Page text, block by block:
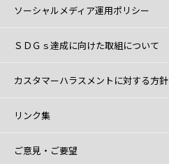
ソーシャルメディア運用ポリシー
ＳＤＧｓ達成に向けた取組について
カスタマーハラスメントに対する方針
リンク集
ご意見・ご要望